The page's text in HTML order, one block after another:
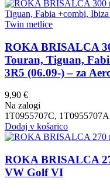
ROKA BRISALCA
Touran, Tiguan,
3R5 (06.09-) – za
9,90 €
Na zalogi
1T0955707C, 1T0955707A
Dodaj v košarico
ROKA BRISALCA
VW Golf VI